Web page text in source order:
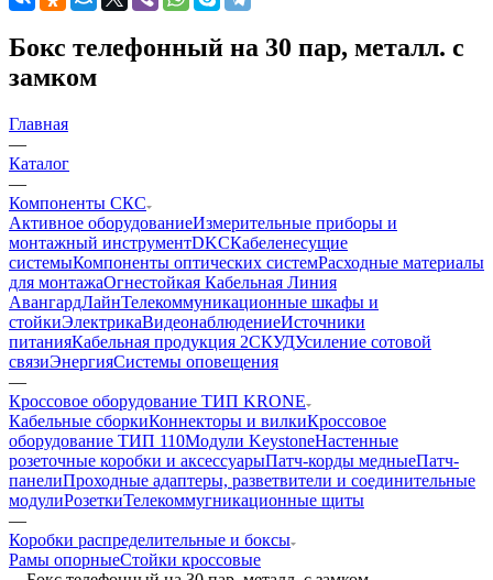
Бокс телефонный на 30 пар, металл. с
замком
Главная
—
Каталог
—
Компоненты СКС
Активное оборудованиеИзмерительные приборы и
монтажный инструментDKCКабеленесущие
системыКомпоненты оптических системРасходные материалы
для монтажаОгнестойкая Кабельная Линия
АвангардЛайнТелекоммуникационные шкафы и
стойкиЭлектрикаВидеонаблюдениеИсточники
питанияКабельная продукция 2СКУДУсиление сотовой
связиЭнергияСистемы оповещения
—
Кроссовое оборудование ТИП KRONE
Кабельные сборкиКоннекторы и вилкиКроссовое
оборудование ТИП 110Модули KeystoneНастенные
розеточные коробки и аксессуарыПатч-корды медныеПатч-
панелиПроходные адаптеры, разветвители и соединительные
модулиРозеткиТелекоммугникационные щиты
—
Коробки распределительные и боксы
Рамы опорныеСтойки кроссовые